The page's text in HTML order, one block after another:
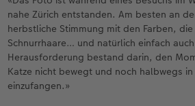
nahe Zürich entstanden. Am besten an
herbstliche Stimmung mit den Farben,
Schnurrhaare… und natürlich einfach
Herausforderung bestand darin, den
Katze nicht bewegt und noch halbwegs
einzufangen.»